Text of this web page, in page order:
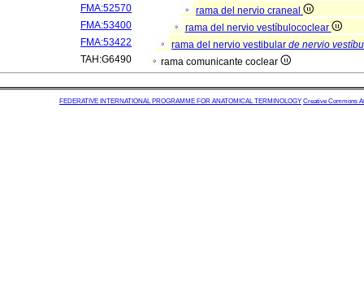
FMA:52570
rama del nervio craneal
FMA:53400
rama del nervio vestíbulococlear
FMA:53422
rama del nervio vestibular de nervio
TAH:G6490
rama comunicante coclear
FEDERATIVE INTERNATIONAL PROGRAMME FOR ANATOMICAL TERMINOLOGY Creative Commons